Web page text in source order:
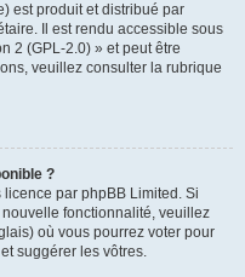
est produit et distribué par
Il est rendu accessible sous
2 (GPL-2.0) » et peut être
veuillez consulter la rubrique
?
par phpBB Limited. Si
fonctionnalité, veuillez
où vous pourrez voter pour
suggérer les vôtres.